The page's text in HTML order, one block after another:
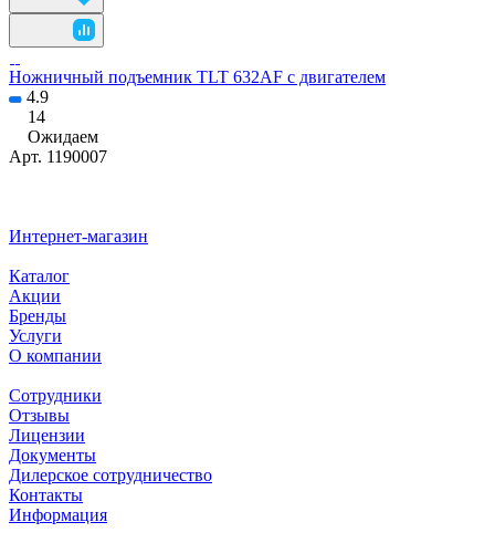
Ножничный подъемник TLT 632AF с двигателем
4.9
14
Ожидаем
Арт. 1190007
Интернет-магазин
Каталог
Акции
Бренды
Услуги
О компании
Сотрудники
Отзывы
Лицензии
Документы
Дилерское сотрудничество
Контакты
Информация